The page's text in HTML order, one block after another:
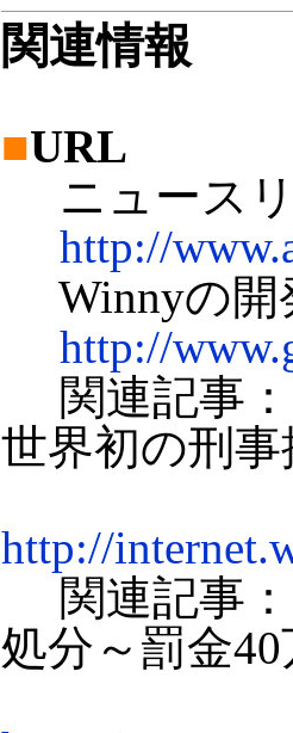
関連情報
■URL
ニュース
http://
Winnyの開
http://
関連記事：
世界初の刑事
http://
関連記事：
処分～罰金